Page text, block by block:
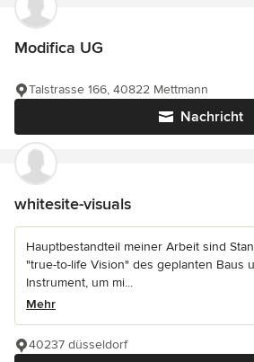
Modifica UG
Nachricht
Talstrasse 166, 40822 Mettmann
whitesite-visuals
Hauptbestandteil meiner Arbeit sind
"true-to-life Vision" des geplanten Baus
Instrument, um mi...
Mehr
40237 düsseldorf